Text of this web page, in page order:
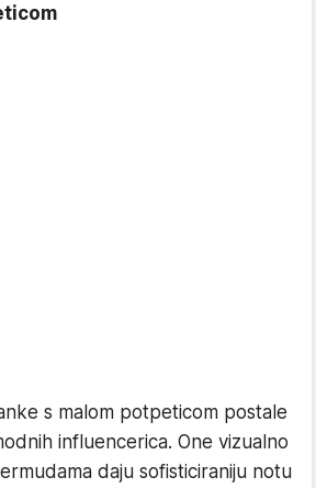
s malom potpeticom postale
influencerica. One vizualno
daju sofisticiraniju notu